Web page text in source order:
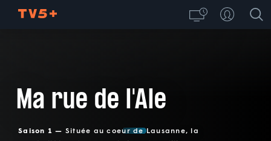
Ma rue de l'Ale
Saison 1 — Située au coeur de Lausanne, la